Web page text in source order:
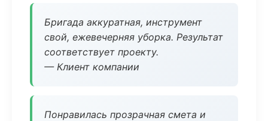
Бригада аккуратная, инструмент
свой, ежевечерняя уборка. Результат
соответствует проекту.
— Клиент компании
Понравилась прозрачная смета и